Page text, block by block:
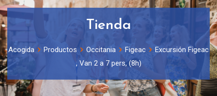
Tienda
Acogida Productos Occitania Figeac
Excursión Figeac
, Van 2 a 7 pers, (8h)